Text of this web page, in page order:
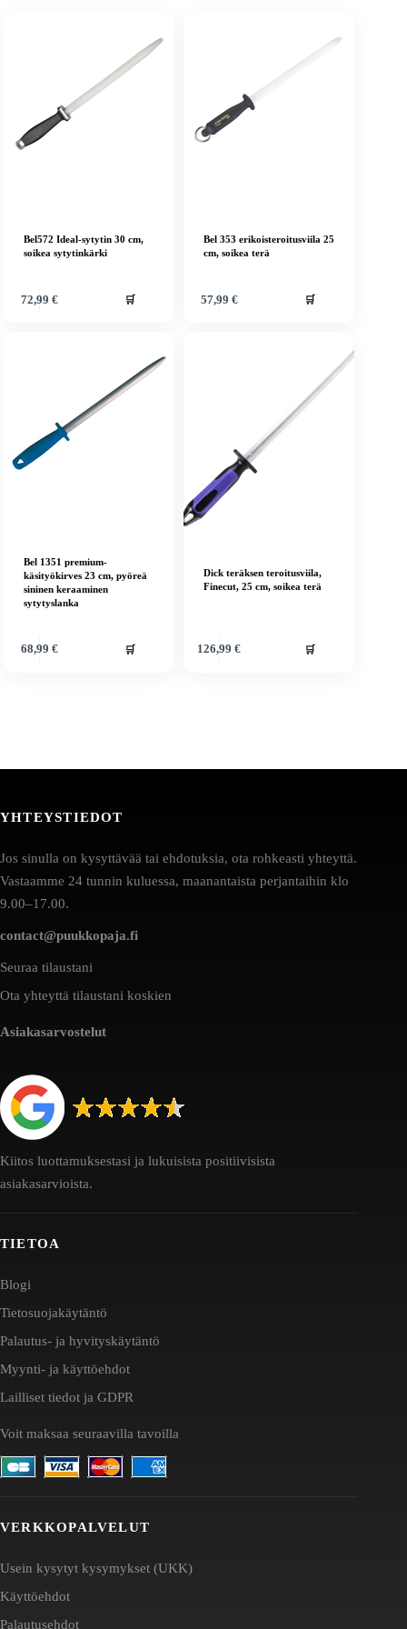
Bel572 Ideal-sytytin 30 cm,
soikea sytytinkärki
72,99 € 🛒
Bel 353 erikoisteroitusviila 25
cm, soikea terä
57,99 € 🛒
Bel 1351 premium-
käsityökirves 23 cm, pyöreä
sininen keraaminen
sytytyslanka
68,99 € 🛒
Dick teräksen teroitusviila,
Finecut, 25 cm, soikea terä
126,99€ 🛒
YHTEYSTIEDOT
Jos sinulla on kysyttävää tai ehdotuksia, ota rohkeasti yhteyttä.
Vastaamme 24 tunnin kuluessa, maanantaista perjantaihin klo
9.00–17.00.
contact@puukkopaja.fi
Seuraa tilaustani
Ota yhteyttä tilaustani koskien
Asiakasarvostelut
Kiitos luottamuksestasi ja lukuisista positiivisista
asiakasarvioista.
TIETOA
Blogi
Tietosuojakäytäntö
Palautus- ja hyvityskäytäntö
Myynti- ja käyttöehdot
Lailliset tiedot ja GDPR
Voit maksaa seuraavilla tavoilla
VERKKOPALVELUT
Usein kysytyt kysymykset (UKK)
Käyttöehdot
Palautusehdot